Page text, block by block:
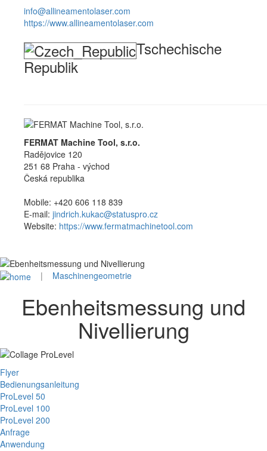
info@allineamentolaser.com
https://www.allineamentolaser.com
Tschechische
Republik
FERMAT Machine Tool, s.r.o.
Radějovice 120
251 68 Praha - východ
Česká republika
Mobile: +420 606 118 839
E-mail: jindrich.kukac@statuspro.cz
Website: https://www.fermatmachinetool.com
| Maschinengeometrie
Ebenheitsmessung und
Nivellierung
Flyer
Bedienungsanleitung
ProLevel 50
ProLevel 100
ProLevel 200
Anfrage
Anwendung